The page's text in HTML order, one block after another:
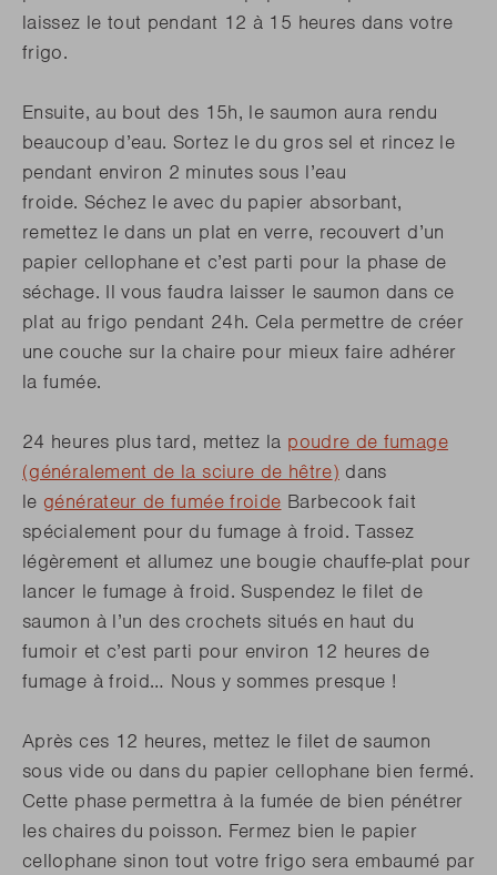
laissez le tout pendant 12 à 15 heures dans votre
frigo.
Ensuite, au bout des 15h, le saumon aura rendu
beaucoup d’eau. Sortez le du gros sel et rincez le
pendant environ 2 minutes sous l’eau
froide. Séchez le avec du papier absorbant,
remettez le dans un plat en verre, recouvert d’un
papier cellophane et c’est parti pour la phase de
séchage. Il vous faudra laisser le saumon dans ce
plat au frigo pendant 24h. Cela permettre de créer
une couche sur la chaire pour mieux faire adhérer
la fumée.
24 heures plus tard, mettez la poudre de fumage
(généralement de la sciure de hêtre) dans
le générateur de fumée froide Barbecook fait
spécialement pour du fumage à froid. Tassez
légèrement et allumez une bougie chauffe-plat pour
lancer le fumage à froid. Suspendez le filet de
saumon à l’un des crochets situés en haut du
fumoir et c’est parti pour environ 12 heures de
fumage à froid… Nous y sommes presque !
Après ces 12 heures, mettez le filet de saumon
sous vide ou dans du papier cellophane bien fermé.
Cette phase permettra à la fumée de bien pénétrer
les chaires du poisson. Fermez bien le papier
cellophane sinon tout votre frigo sera embaumé par